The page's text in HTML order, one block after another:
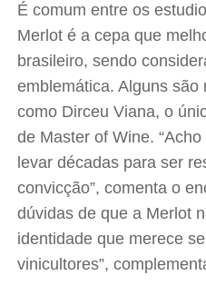
É comum entre os
Merlot é a cepa que
brasileiro, sendo
emblemática. Alguns
como Dirceu Viana, o
de Master of Wine.
levar décadas para ser
convicção”, comenta o
dúvidas de que a Merlot
identidade que merece
vinicultores”,